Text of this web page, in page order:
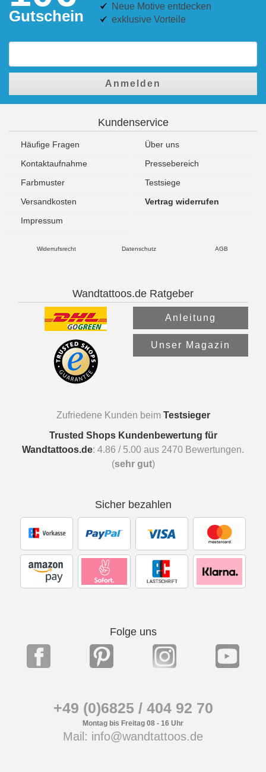
Gutschein
Neue Motive entdecken
exklusive Vorteile
Anmelden
Kundenservice
Häufige Fragen
Über uns
Kontaktaufnahme
Pressebereich
Farbmuster
Testsiege
Versandkosten
Vertrag widerrufen
Impressum
Widerrufsrecht Datenschutz AGB
Wandtattoos.de Ratgeber
Anleitung
Unser Magazin
Zufriedene Kunden beim Testsieger
Trusted Shops Kundenbewertung für
Wandtattoos.de: 4.86 / 5.00 aus 2470 Bewertungen.
(sehr gut)
Sicher bezahlen
Folge uns
+49 (0)6825 / 404 92 70
Montag bis Freitag 08 - 16 Uhr
Mail: info@wandtattoos.de